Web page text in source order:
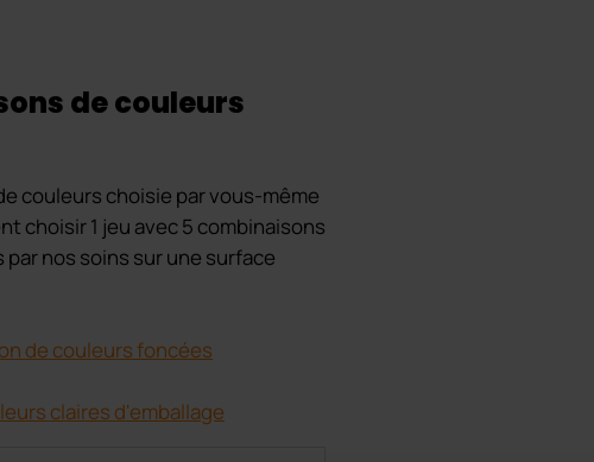
de couleurs
couleurs choisie par vous-même
choisir 1 jeu avec 5 combinaisons
nos soins sur une surface
de couleurs foncées
claires d'emballage